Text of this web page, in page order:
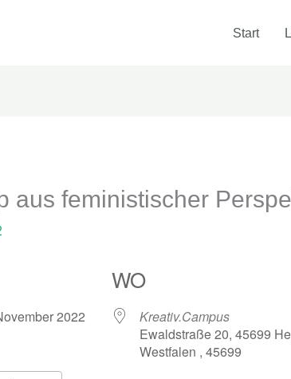
Start
aus feministischer
2022
WO
Kreativ.Campus
Ewaldstraße 20, 45699
Westfalen , 45699